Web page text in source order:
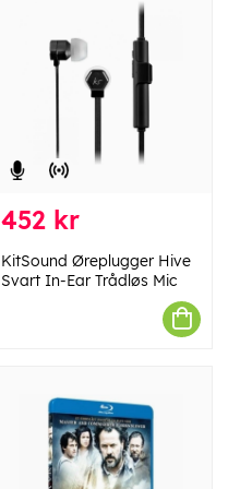
452 kr
KitSound Øreplugger Hive
Svart In-Ear Trådløs Mic